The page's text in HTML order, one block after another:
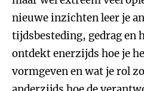
nieuwe inzichten leer je
tijdsbesteding, gedrag en
ontdekt enerzijds hoe je
vormgeven en wat je rol